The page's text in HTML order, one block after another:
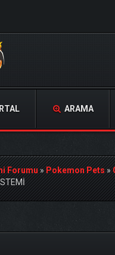
ARAMA
Forumu»Pokemon Pets»